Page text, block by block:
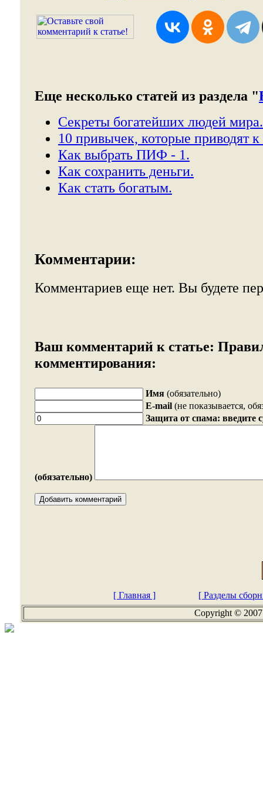
Еще несколько статей из раздела "
Секреты богатейших людей мира.
10 привычек, которые приводят
Как выбрать ПИФ - 1.
Как сохранить деньги.
Как стать богатым.
Комментарии:
Комментариев еще нет. Вы будете
Ваш комментарий к статье:
комментирования:
Имя (обязательно)
E-mail (не показывается,
Защита от спама: введите
(обязательно)
[ Главная ]
[ Разделы
Copyright ©